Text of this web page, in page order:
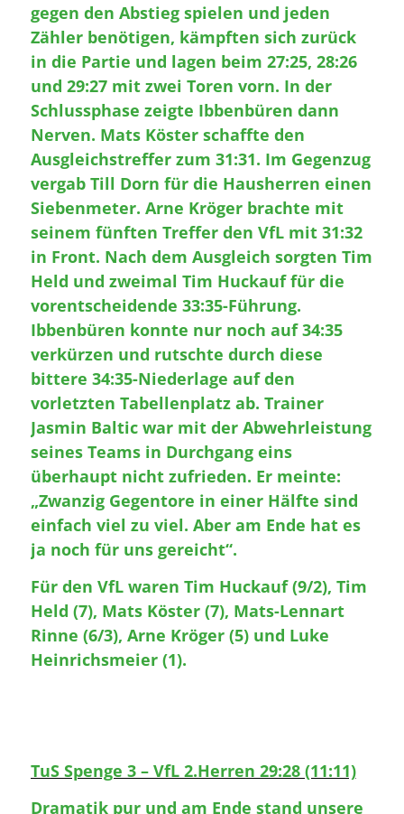
gegen den Abstieg spielen und jeden
Zähler benötigen, kämpften sich zurück
in die Partie und lagen beim 27:25, 28:26
und 29:27 mit zwei Toren vorn. In der
Schlussphase zeigte Ibbenbüren dann
Nerven. Mats Köster schaffte den
Ausgleichstreffer zum 31:31. Im Gegenzug
vergab Till Dorn für die Hausherren einen
Siebenmeter. Arne Kröger brachte mit
seinem fünften Treffer den VfL mit 31:32
in Front. Nach dem Ausgleich sorgten Tim
Held und zweimal Tim Huckauf für die
vorentscheidende 33:35-Führung.
Ibbenbüren konnte nur noch auf 34:35
verkürzen und rutschte durch diese
bittere 34:35-Niederlage auf den
vorletzten Tabellenplatz ab. Trainer
Jasmin Baltic war mit der Abwehrleistung
seines Teams in Durchgang eins
überhaupt nicht zufrieden. Er meinte:
„Zwanzig Gegentore in einer Hälfte sind
einfach viel zu viel. Aber am Ende hat es
ja noch für uns gereicht“.
Für den VfL waren Tim Huckauf (9/2), Tim
Held (7), Mats Köster (7), Mats-Lennart
Rinne (6/3), Arne Kröger (5) und Luke
Heinrichsmeier (1).
TuS Spenge 3 – VfL 2.Herren 29:28 (11:11)
Dramatik pur und am Ende stand unsere